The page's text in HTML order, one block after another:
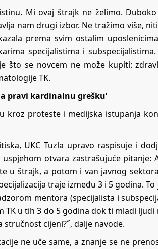
Mi ovaj štrajk ne želimo.
nam drugi izbor. Ne tražimo više,
prema svim ostalim
specijalistima i
što se novcem ne može kupiti:
TK.
pravi kardinalnu grešku’
kroz proteste i medijska istupanja
UKC Tuzla upravo raspisuje i
otvara zastrašujuće pitanje:
u štrajk, a potom i van javnog
traje između 3 i 5 godina.
mentora (specijalista i
TK u tih 3 do 5 godina dok ti mladi
cijeni?˝, dalje navode.
ne uče same, a znanje se ne